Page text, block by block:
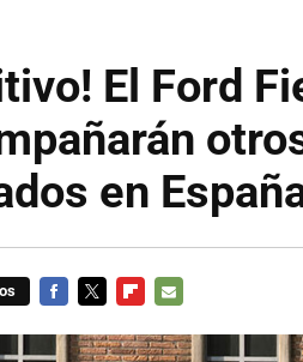
El Ford
en
MAIL